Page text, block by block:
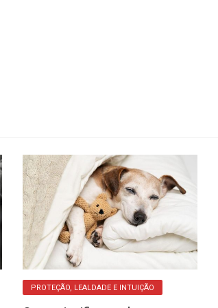
PROTEÇÃO, LEALDADE E INTUIÇÃO